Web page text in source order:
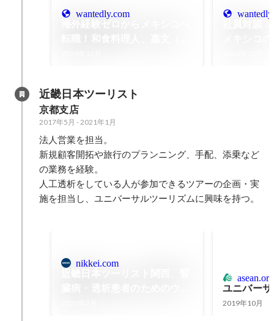
wantedly.com
近畿日本ツーリスト
京都支店
2017年5月 - 2021年1月
法人営業を担当。
新規顧客開拓や旅行のプランニング、手配、添乗など
の業務を経験。
人工透析をしている人が参加できるツアーの企画・実
施を担当し、ユニバーサルツーリズムに興味を持つ。
nikkei.com
ユニバー
2019年10月